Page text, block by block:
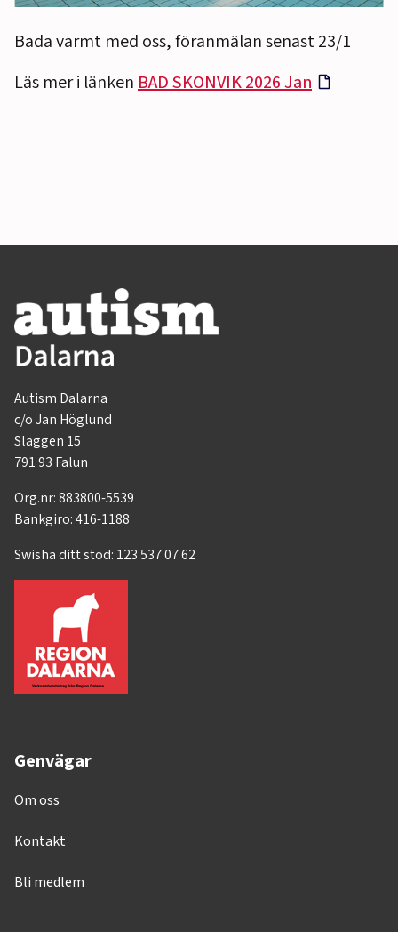
Bada varmt med oss, föranmälan senast 23/1
Läs mer i länkenBAD SKONVIK 2026 Jan
Autism Dalarna
c/o Jan Höglund
Slaggen 15
791 93 Falun
Org.nr: 883800-5539
Bankgiro: 416-1188
Swisha ditt stöd: 123 537 07 62
Genvägar
Om oss
Kontakt
Bli medlem